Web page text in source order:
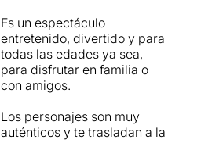
Es un espectáculo
entretenido, divertido y para
todas las edades ya sea,
para disfrutar en familia o
con amigos.
Los personajes son muy
auténticos y te trasladan a la